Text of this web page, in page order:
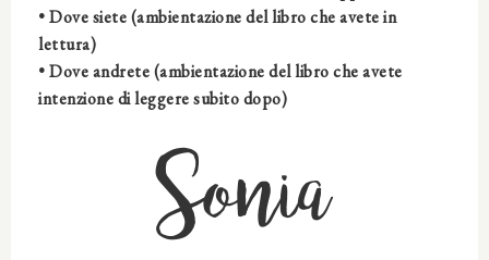
• Dove siete (ambientazione del libro che avete in
lettura)
• Dove andrete (ambientazione del libro che avete
intenzione di leggere subito dopo)
Sonia